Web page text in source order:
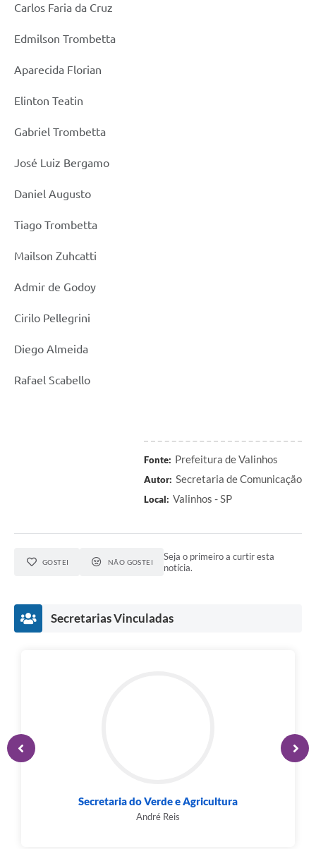
Carlos Faria da Cruz
Edmilson Trombetta
Aparecida Florian
Elinton Teatin
Gabriel Trombetta
José Luiz Bergamo
Daniel Augusto
Tiago Trombetta
Mailson Zuhcatti
Admir de Godoy
Cirilo Pellegrini
Diego Almeida
Rafael Scabello
Fonte: Prefeitura de Valinhos
Autor: Secretaria de Comunicação
Local: Valinhos - SP
GOSTEI NÃO GOSTEI
Seja o primeiro a curtir esta
notícia.
Secretarias Vinculadas
Secretaria do Verde e Agricultura
André Reis